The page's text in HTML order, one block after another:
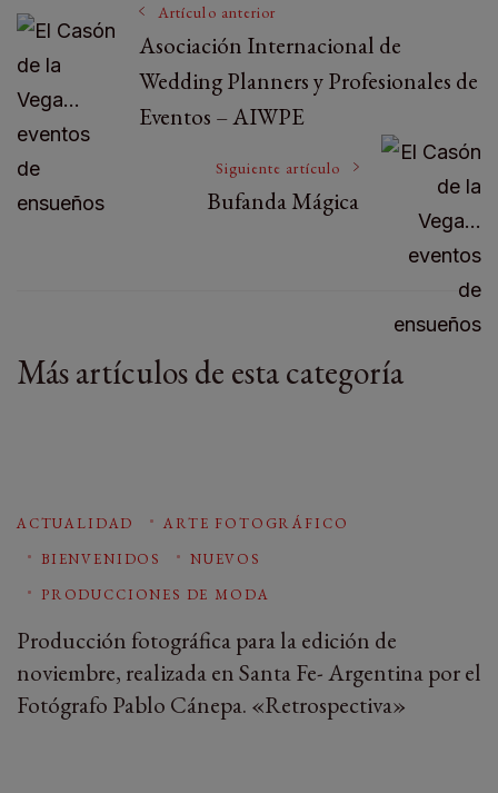
Artículo anterior
Asociación Internacional de
Wedding Planners y Profesionales de
Eventos – AIWPE
Siguiente artículo
Bufanda Mágica
Más artículos de esta categoría
ACTUALIDAD
ARTE FOTOGRÁFICO
BIENVENIDOS
NUEVOS
PRODUCCIONES DE MODA
Producción fotográfica para la edición de
noviembre, realizada en Santa Fe- Argentina por el
Fotógrafo Pablo Cánepa. «Retrospectiva»